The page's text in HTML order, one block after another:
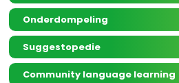
Onderdompeling
Suggestopedie
Community language learning